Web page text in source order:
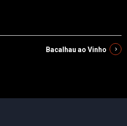
Bacalhau ao Vinho